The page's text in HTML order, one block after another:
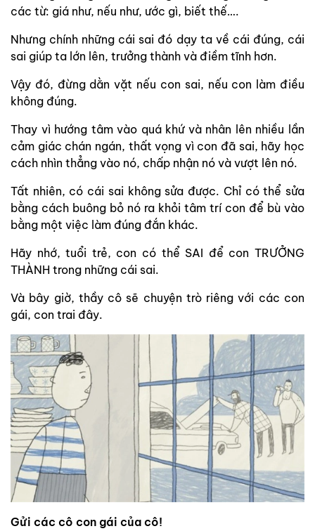
các từ: giá như, nếu như, ước gì, biết thế….
Nhưng chính những cái sai đó dạy ta về cái đúng, cái
sai giúp ta lớn lên, trưởng thành và điềm tĩnh hơn.
Vậy đó, đừng dằn vặt nếu con sai, nếu con làm điều
không đúng.
Thay vì hướng tâm vào quá khứ và nhân lên nhiều lần
cảm giác chán ngán, thất vọng vì con đã sai, hãy học
cách nhìn thẳng vào nó, chấp nhận nó và vượt lên nó.
Tất nhiên, có cái sai không sửa được. Chỉ có thể sửa
bằng cách buông bỏ nó ra khỏi tâm trí con để bù vào
bằng một việc làm đúng đắn khác.
Hãy nhớ, tuổi trẻ, con có thể SAI để con TRƯỞNG
THÀNH trong những cái sai.
Và bây giờ, thầy cô sẽ chuyện trò riêng với các con
gái, con trai đây.
Gửi các cô con gái của cô!